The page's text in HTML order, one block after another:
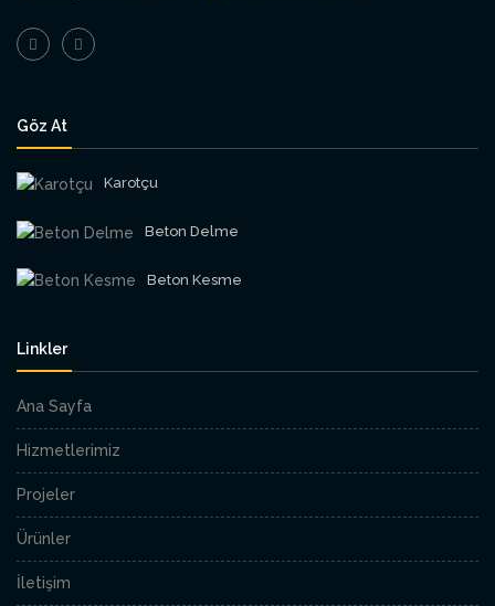
Göz At
Karotçu
Beton Delme
Beton Kesme
Linkler
Ana Sayfa
Hizmetlerimiz
Projeler
Ürünler
İletişim